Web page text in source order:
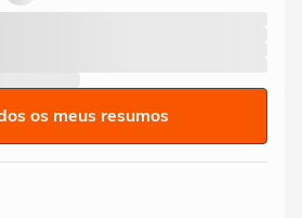
os meus resumos